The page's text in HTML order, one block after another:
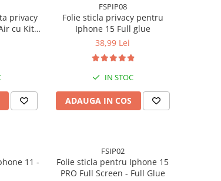
privacy
cu Kit
FSPIP08
Folie sticla privacy pentru
Iphone 15 Full glue
38,99 Lei
IN STOC
ADAUGA IN COS
11 -
FSIP02
Folie sticla pentru Iphone 15
PRO Full Screen - Full Glue